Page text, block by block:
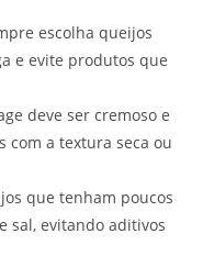
escolha queijos
e evite produtos que
deve ser cremoso e
com a textura seca ou
que tenham poucos
sal, evitando aditivos